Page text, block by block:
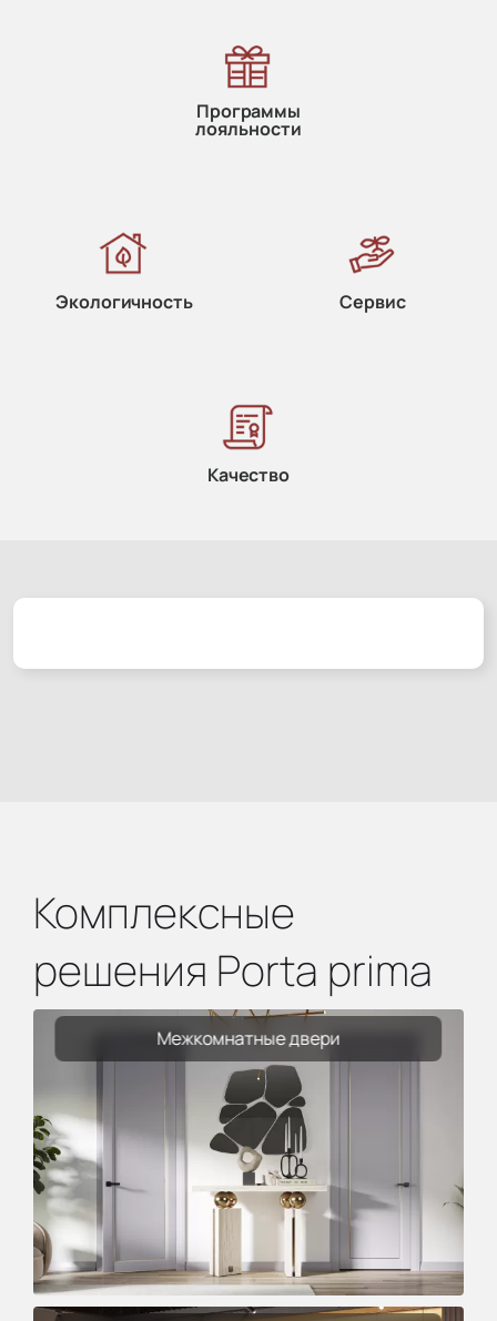
Программы
лояльности
Экологичность Сервис
Качество
Комплексные
решения Porta prima
Межкомнатные двери